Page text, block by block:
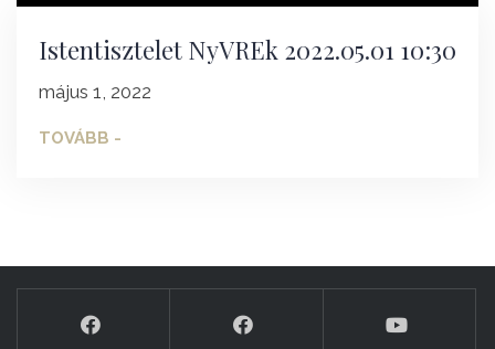
Istentisztelet NyVREk 2022.05.01 10:30
május 1, 2022
TOVÁBB -